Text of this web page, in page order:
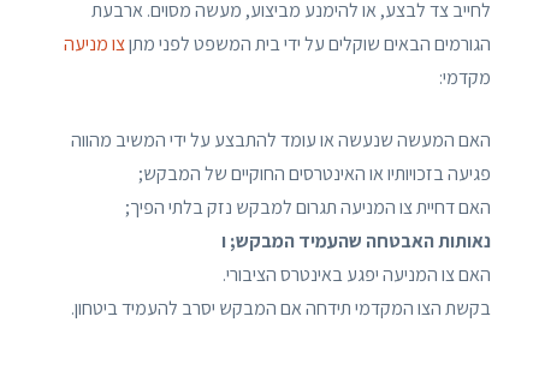
לחייב צד לבצע, או להימנע מביצוע, מעשה מסוים. ארבעת
הגורמים הבאים שוקלים על ידי בית המשפט לפני מתןצו מניעה
מקדמי:
האם המעשה שנעשה או עומד להתבצע על ידי המשיב מהווה
פגיעה בזכויותיו או האינטרסים החוקיים של המבקש;
האם דחיית צו המניעה תגרום למבקש נזק בלתי הפיך;
נאותות האבטחה שהעמיד המבקש; ו
האם צו המניעה יפגע באינטרס הציבורי.
בקשת הצו המקדמי תידחה אם המבקש יסרב להעמיד ביטחון.